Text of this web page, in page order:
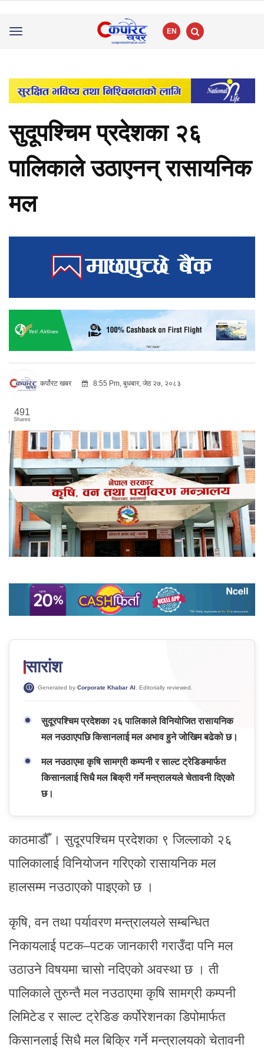
Toggle
EN
सुदूपश्चिम प्रदेशका २६
पालिकाले उठाएनन् रासायनिक
मल
कर्पोरट खबर 8:55 Pm, बुधबार, जेठ २७, २०८३
491
Shares
सारांश
Generated by Corporate Khabar AI. Editorially reviewed.
सुदूरपश्चिम प्रदेशका २६ पालिकाले विनियोजित रासायनिक
मल नउठाएपछि किसानलाई मल अभाव हुने जोखिम बढेको छ।
मल नउठाएमा कृषि सामग्री कम्पनी र साल्ट ट्रेडिङमार्फत
किसानलाई सिधै मल बिक्री गर्ने मन्त्रालयले चेतावनी दिएको
छ।
काठमाडौँ । सुदूरपश्चिम प्रदेशका ९ जिल्लाको २६
पालिकालाई विनियोजन गरिएको रासायनिक मल
हालसम्म नउठाएको पाइएको छ ।
कृषि, वन तथा पर्यावरण मन्त्रालयले सम्बन्धित
निकायलाई पटक–पटक जानकारी गराउँदा पनि मल
उठाउने विषयमा चासो नदिएको अवस्था छ । ती
पालिकाले तुरुन्तै मल नउठाएमा कृषि सामग्री कम्पनी
लिमिटेड र साल्ट ट्रेडिङ कर्पोरेशनका डिपोमार्फत
किसानलाई सिधै मल बिक्रि गर्ने मन्त्रालयको चेतावनी